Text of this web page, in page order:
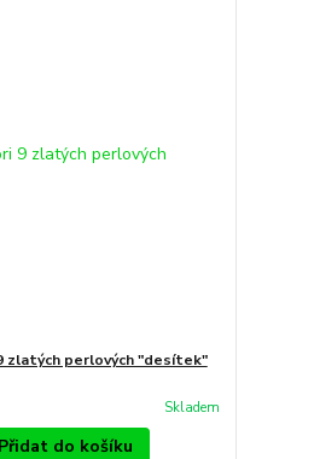
zlatých perlových "desítek"
Skladem
Přidat do košíku